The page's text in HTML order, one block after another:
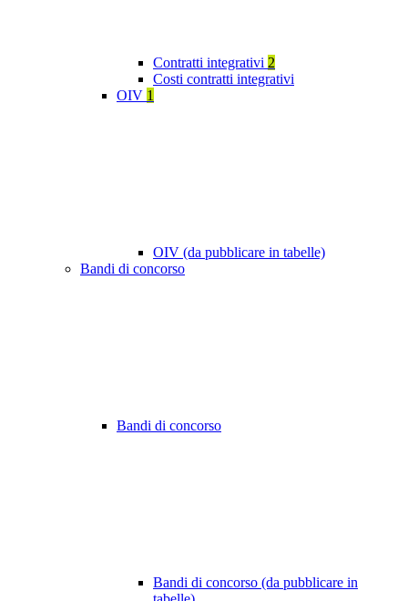
Contratti integrativi 2
Costi contratti integrativi
OIV 1
OIV (da pubblicare in tabelle)
Bandi di concorso
Bandi di concorso
Bandi di concorso (da pubblicare in